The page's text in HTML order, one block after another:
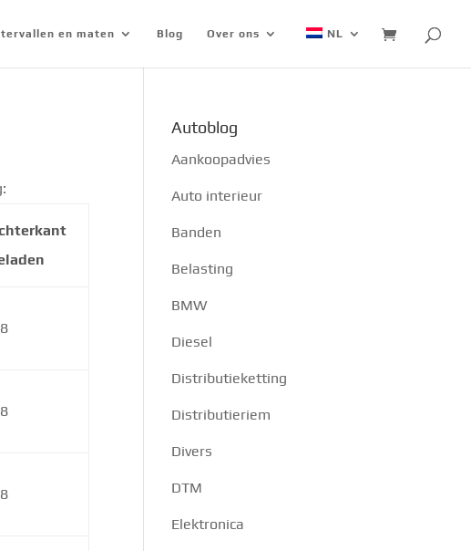
en maten Blog Over ons NL
Autoblog
Aankoopadvies
Auto interieur
Banden
Belasting
BMW
Diesel
Distributieketting
Distributieriem
Divers
DTM
Elektronica